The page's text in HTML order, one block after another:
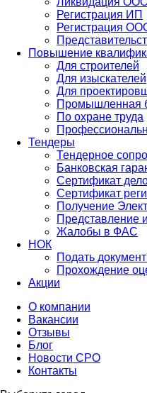
Регистрация ИП
Регистрация
Повышение
Для строителей
Для изыскателей
Для
Промышленная
По охране труда
Тендеры
Тендерное
Банковская
Сертификат
Сертификат
Получение
Представление
Жалобы в ФАС
НОК
Подать
Прохождение
Акции
О компании
Вакансии
Отзывы
Блог
Новости СРО
Контакты